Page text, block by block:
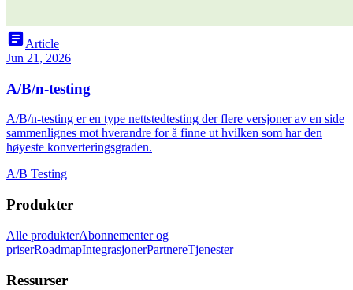
articleArticle
Jun 21, 2026
A/B/n-testing
A/B/n-testing er en type nettstedtesting der flere versjoner av en side
sammenlignes mot hverandre for å finne ut hvilken som har den
høyeste konverteringsgraden.
A/B Testing
Produkter
Alle produkterAbonnementer og
priserRoadmapIntegrasjonerPartnereTjenester
Ressurser